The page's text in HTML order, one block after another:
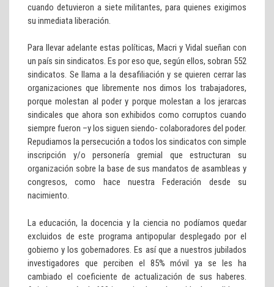
cuando detuvieron a siete militantes, para quienes exigimos
su inmediata liberación.
Para llevar adelante estas políticas, Macri y Vidal sueñan con
un país sin sindicatos. Es por eso que, según ellos, sobran 552
sindicatos. Se llama a la desafiliación y se quieren cerrar las
organizaciones que libremente nos dimos los trabajadores,
porque molestan al poder y porque molestan a los jerarcas
sindicales que ahora son exhibidos como corruptos cuando
siempre fueron –y los siguen siendo- colaboradores del poder.
Repudiamos la persecución a todos los sindicatos con simple
inscripción y/o personería gremial que estructuran su
organización sobre la base de sus mandatos de asambleas y
congresos, como hace nuestra Federación desde su
nacimiento.
La educación, la docencia y la ciencia no podíamos quedar
excluidos de este programa antipopular desplegado por el
gobierno y los gobernadores. Es así que a nuestros jubilados
investigadores que perciben el 85% móvil ya se les ha
cambiado el coeficiente de actualización de sus haberes.